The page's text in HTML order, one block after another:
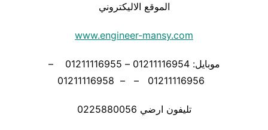
الموقع الاليكتروني
www.engineer-mansy.com
موبايل: 01211116954 – 01211116955 –
تليفون ارضي 0225880056